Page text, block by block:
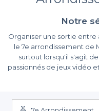
Notre
Organiser une sortie entre
le 7e arrondissement de
surtout lorsqu'il s'agit
passionnés de jeux vidéo
propice à la détente tout
parfait entre
profiter d'une
La simplicité de la